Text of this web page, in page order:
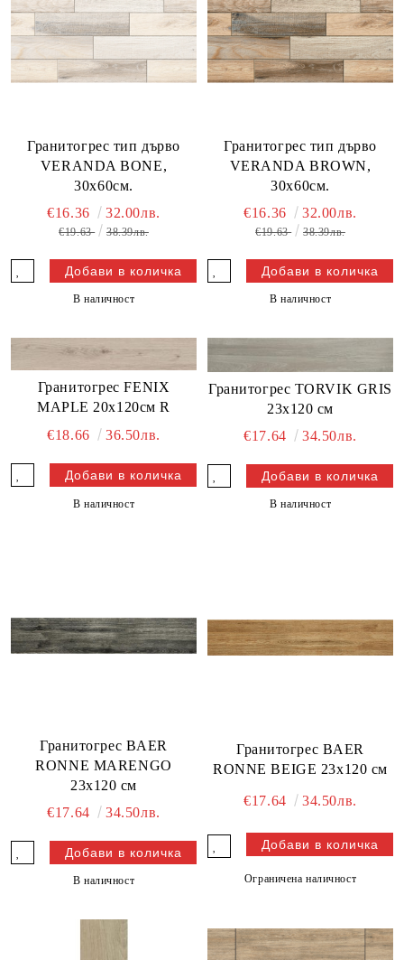
Гранитогрес тип дърво
VERANDA BONE,
30х60см.
€16.36 32.00лв.
€19.63 38.39лв.
В наличност
Гранитогрес тип дърво
VERANDA BROWN,
30х60см.
€16.36 32.00лв.
€19.63 38.39лв.
В наличност
Гранитогрес FENIX
MAPLE 20x120см R
€18.66
36.50лв.
В наличност
Гранитогрес TORVIK GRIS
23x120 см
€17.64
34.50лв.
В наличност
Гранитогрес BAER
RONNE MARENGO
23x120 см
€17.64
34.50лв.
В наличност
Гранитогрес BAER
RONNE BEIGE 23x120 см
€17.64 34.50лв.
Ограничена наличност